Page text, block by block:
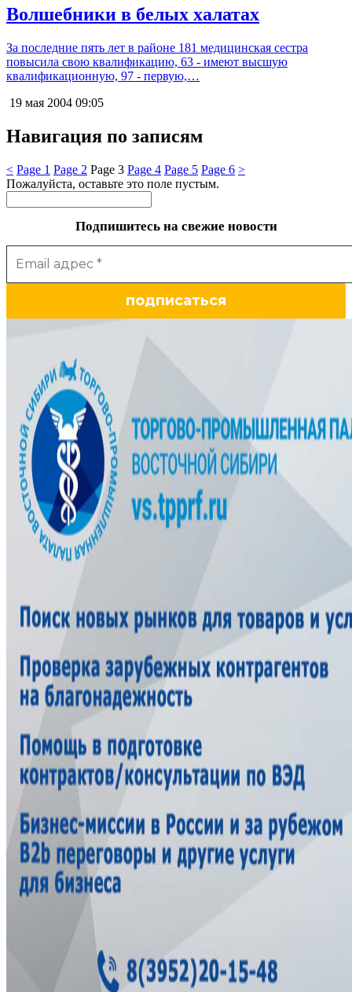
Волшебники в белых халатах
За последние пять лет в районе 181 медицинская сестра
повысила свою квалификацию, 63 - имеют высшую
квалификационную, 97 - первую,…
19 мая 2004 09:05
Навигация по записям
< Page 1 Page 2 Page 3 Page 4 Page 5 Page 6 >
Пожалуйста, оставьте это поле пустым.
Подпишитесь на свежие новости